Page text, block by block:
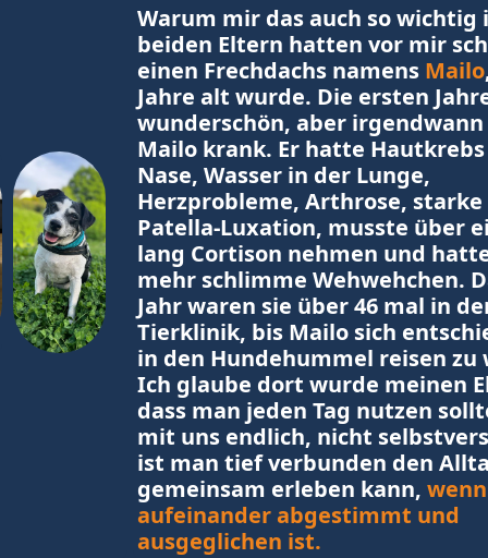
Warum mir das auch so wichtig
beiden Eltern hatten vor mir
einen Frechdachs namens Mailo
Jahre alt wurde. Die ersten
wunderschön, aber
Mailo krank. Er hatte
Nase, Wasser in der Lunge,
Herzprobleme, Arthrose,
Patella-Luxation, musste über
lang Cortison nehmen und
mehr schlimme Wehwehchen.
Jahr waren sie über 46 mal in
Tierklinik, bis Mailo sich
in den Hundehummel reisen zu
Ich glaube dort wurde meinen
dass man jeden Tag nutzen
mit uns endlich, nicht
ist man tief verbunden den
gemeinsam erleben kann,
aufeinander abgestimmt und
ausgeglichen ist.